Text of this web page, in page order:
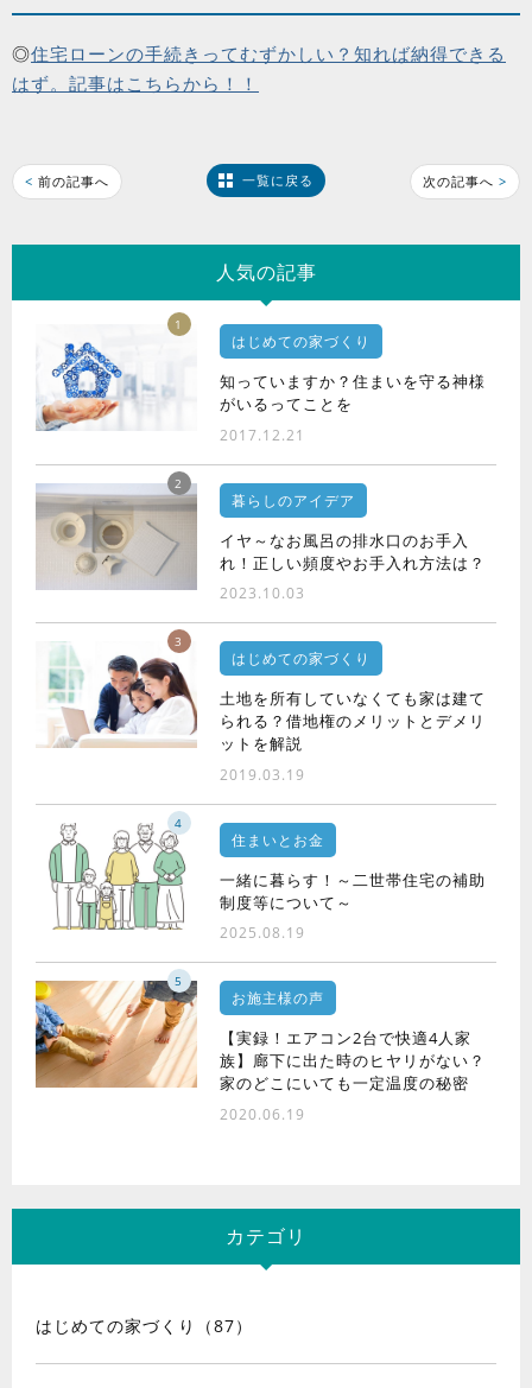
◎住宅ローンの手続きってむずかしい？知れば納得できる
はず。記事はこちらから！！
< 前の記事へ 一覧に戻る 次の記事へ >
人気の記事
1
はじめての家づくり
知っていますか？住まいを守る神様
がいるってことを
2017.12.21
2
暮らしのアイデア
イヤ～なお風呂の排水口のお手入
れ！正しい頻度やお手入れ方法は？
2023.10.03
3
はじめての家づくり
土地を所有していなくても家は建て
られる？借地権のメリットとデメリ
ットを解説
2019.03.19
4
住まいとお金
一緒に暮らす！～二世帯住宅の補助
制度等について～
2025.08.19
5
お施主様の声
【実録！エアコン2台で快適4人家
族】廊下に出た時のヒヤリがない？
家のどこにいても一定温度の秘密
2020.06.19
カテゴリ
はじめての家づくり（87）